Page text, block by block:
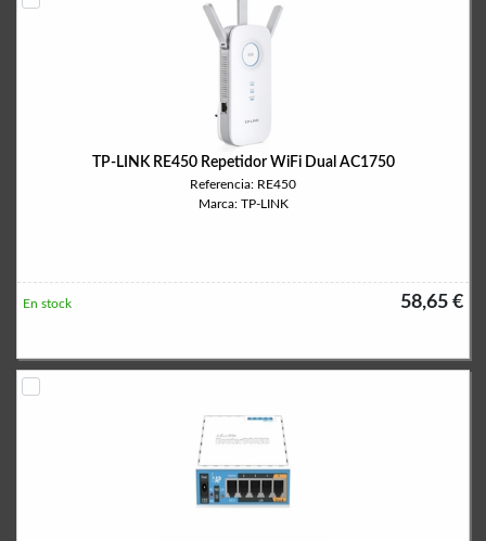
TP-LINK RE450 Repetidor WiFi Dual AC1750
Referencia: RE450
Marca: TP-LINK
58,65 €
En stock